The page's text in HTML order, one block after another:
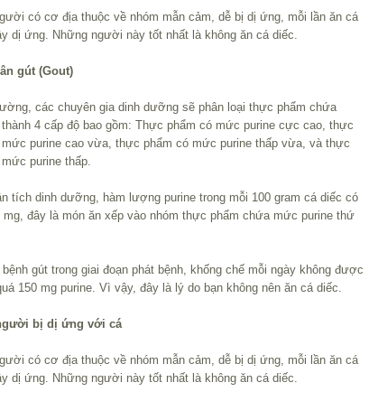
có cơ địa thuộc về nhóm mẫn cảm, dễ bị dị ứng, mỗi lần ăn cá
dị ứng. Những người này tốt nhất là không ăn cá diếc.
gút (Gout)
các chuyên gia dinh dưỡng sẽ phân loại thực phẩm chứa
thành 4 cấp độ bao gồm: Thực phẩm có mức purine cực cao, thực
mức purine cao vừa, thực phẩm có mức purine thấp vừa, và thực
purine thấp.
tích dinh dưỡng, hàm lượng purine trong mỗi 100 gram cá diếc có
đây là món ăn xếp vào nhóm thực phẩm chứa mức purine thứ
gút trong giai đoạn phát bệnh, khống chế mỗi ngày không được
150 mg purine. Vì vậy, đây là lý do bạn không nên ăn cá diếc.
bị dị ứng với cá
có cơ địa thuộc về nhóm mẫn cảm, dễ bị dị ứng, mỗi lần ăn cá
dị ứng. Những người này tốt nhất là không ăn cá diếc.